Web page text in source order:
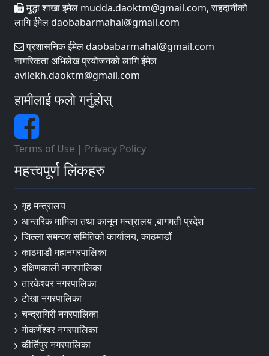
मुद्धा शाखा इमेल mudda.daoktm@gmail.com, राहदानीको
लागि ईमेल daobabarmahal@gmail.com
प्रशासनिक ईमेल daobabarmahal@gmail.com
नागरिकता अभिलेख प्रयोजनको लागि ईमेल
avilekh.daoktm@gmail.com
हामीलाई फलो गर्नुहोस्
Terms of Use | Privacy Policy
महत्त्वपूर्ण लिंकहरु
गृह मन्त्रालय
आन्तरिक मामिला तथा कानून मन्त्रालय ,बागमती प्रदेश
जिल्ला समन्वय समितिको कार्यालय, काठमाडौं
काठमाडौं महानगरपालिका
दक्षिणकाली नगरपालिका
तारकेश्वर नगरपालिका
टाेखा नगरपालिका
चन्द्रागिरी नगरपालिका
गाेकर्णेश्वर नगरपालिका
कीर्तिपुर नगरपालिका